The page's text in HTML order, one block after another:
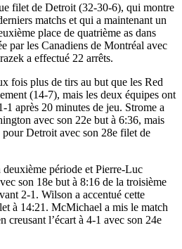
filet de Detroit (32-30-6), qui montre
matchs et qui a maintenant un
place de quatrième as dans
par les Canadiens de Montréal avec
a effectué 22 arrêts.
fois plus de tirs au but que les Red
(14-7), mais les deux équipes ont
1 après 20 minutes de jeu. Strome a
avec son 22e but à 6:36, mais
Detroit avec son 28e filet de
deuxième période et Pierre-Luc
son 18e but à 8:16 de la troisième
2-1. Wilson a accentué cette
à 14:21. McMichael a mis le match
creusant l’écart à 4-1 avec son 24e